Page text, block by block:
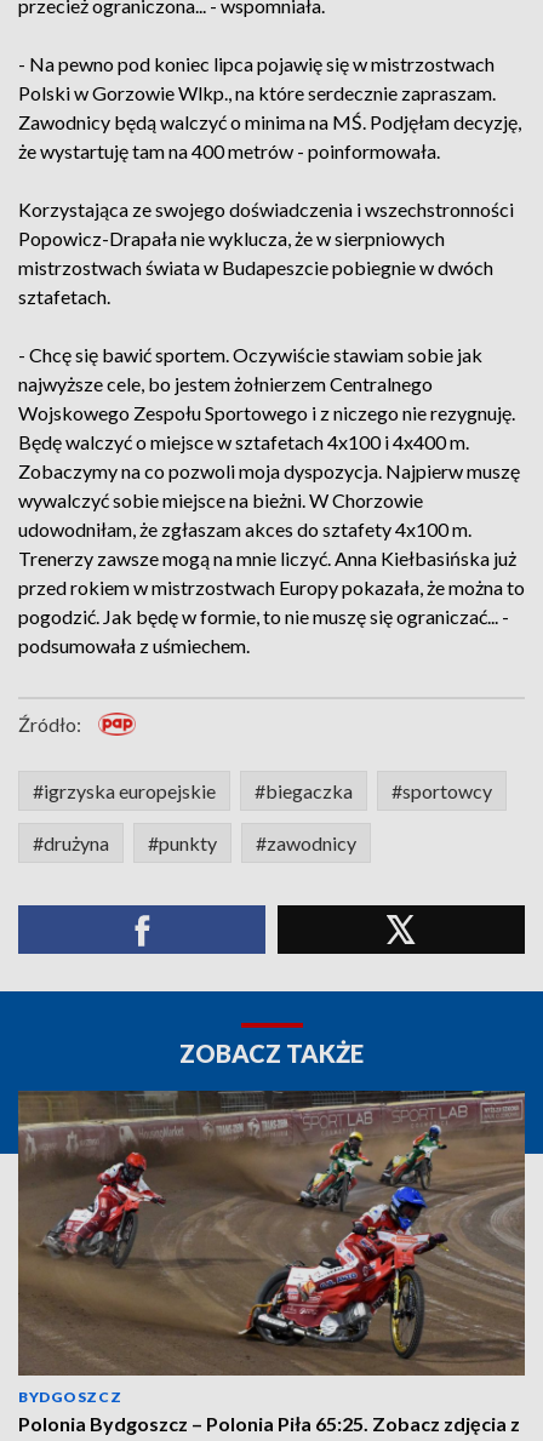
przecież ograniczona... - wspomniała.
- Na pewno pod koniec lipca pojawię się w mistrzostwach
Polski w Gorzowie Wlkp., na które serdecznie zapraszam.
Zawodnicy będą walczyć o minima na MŚ. Podjęłam decyzję,
że wystartuję tam na 400 metrów - poinformowała.
Korzystająca ze swojego doświadczenia i wszechstronności
Popowicz-Drapała nie wyklucza, że w sierpniowych
mistrzostwach świata w Budapeszcie pobiegnie w dwóch
sztafetach.
- Chcę się bawić sportem. Oczywiście stawiam sobie jak
najwyższe cele, bo jestem żołnierzem Centralnego
Wojskowego Zespołu Sportowego i z niczego nie rezygnuję.
Będę walczyć o miejsce w sztafetach 4x100 i 4x400 m.
Zobaczymy na co pozwoli moja dyspozycja. Najpierw muszę
wywalczyć sobie miejsce na bieżni. W Chorzowie
udowodniłam, że zgłaszam akces do sztafety 4x100 m.
Trenerzy zawsze mogą na mnie liczyć. Anna Kiełbasińska już
przed rokiem w mistrzostwach Europy pokazała, że można to
pogodzić. Jak będę w formie, to nie muszę się ograniczać... -
podsumowała z uśmiechem.
Źródło:
#igrzyska europejskie #biegaczka #sportowcy
#drużyna #punkty #zawodnicy
ZOBACZ TAKŻE
BYDGOSZCZ
Polonia Bydgoszcz – Polonia Piła 65:25. Zobacz zdjęcia z